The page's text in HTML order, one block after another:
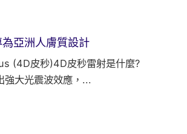
亞洲人膚質設計
(4D皮秒)4D皮秒雷射是什麼?
強大光震波效應，...